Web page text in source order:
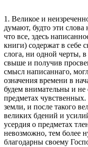
1. Великое и
думают, будто эти
что все, здесь
книги) содержат в себе
слога, ни одной черты,
свыше и получив
смысл написаннаго,
означения времени в
будем внимательны и не
предметах
земли, и после такого
великих бдений и
усердия о предметах
невозможно, тем более
благодарны своему